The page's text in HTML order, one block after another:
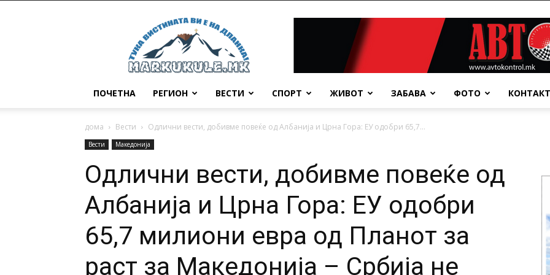
Маркукуле
ПОЧЕТНА РЕГИОН ВЕСТИ СПОРТ ЖИВОТ ЗАБАВА ФОТО КОНТАКТ
дома Вести Одлични вести, добивме повеќе од Албанија и Црна Гора: ЕУ одобри 65,7...
Вести Македонија
Одлични вести, добивме повеќе од
Албанија и Црна Гора: ЕУ одобри
65,7 милиони евра од Планот за
раст за Македонија – Србија не